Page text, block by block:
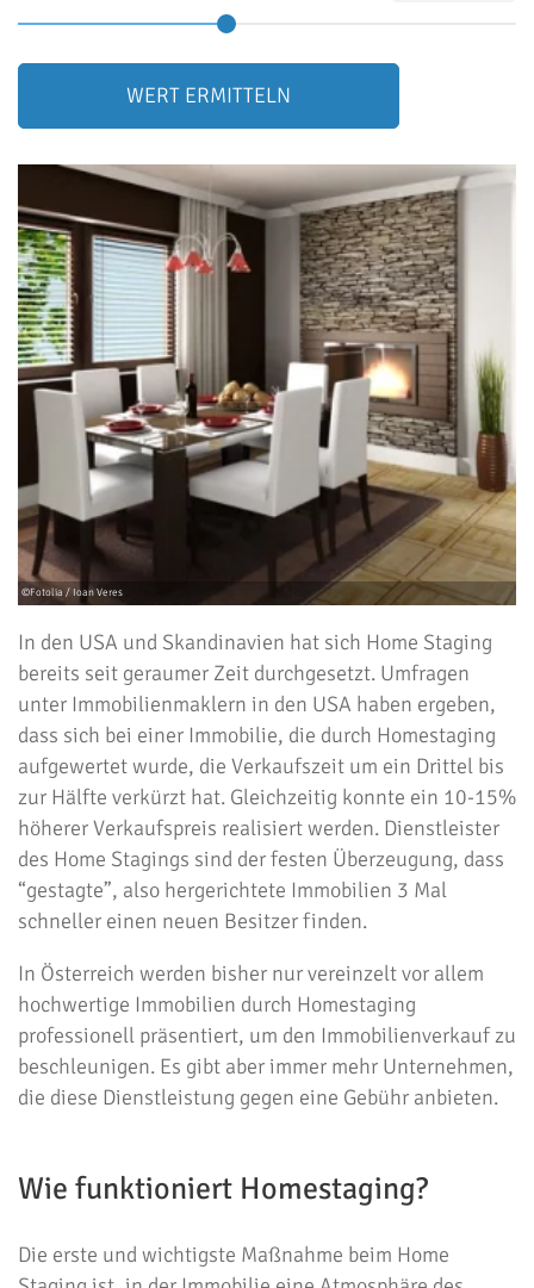
WERT ERMITTELN
In den USA und Skandinavien hat sich Home Staging
bereits seit geraumer Zeit durchgesetzt. Umfragen
unter Immobilienmaklern in den USA haben ergeben,
dass sich bei einer Immobilie, die durch Homestaging
aufgewertet wurde, die Verkaufszeit um ein Drittel bis
zur Hälfte verkürzt hat. Gleichzeitig konnte ein 10-15%
höherer Verkaufspreis realisiert werden. Dienstleister
des Home Stagings sind der festen Überzeugung, dass
“gestagte”, also hergerichtete Immobilien 3 Mal
schneller einen neuen Besitzer finden.
In Österreich werden bisher nur vereinzelt vor allem
hochwertige Immobilien durch Homestaging
professionell präsentiert, um den Immobilienverkauf zu
beschleunigen. Es gibt aber immer mehr Unternehmen,
die diese Dienstleistung gegen eine Gebühr anbieten.
Wie funktioniert Homestaging?
Die erste und wichtigste Maßnahme beim Home